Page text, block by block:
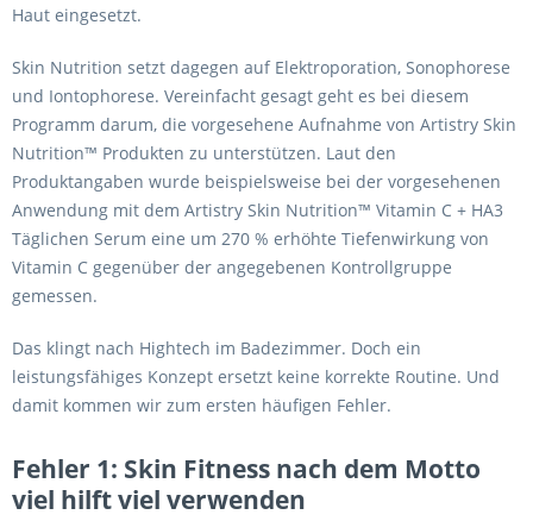
Haut eingesetzt.
Skin Nutrition setzt dagegen auf Elektroporation, Sonophorese
und Iontophorese. Vereinfacht gesagt geht es bei diesem
Programm darum, die vorgesehene Aufnahme von Artistry Skin
Nutrition™ Produkten zu unterstützen. Laut den
Produktangaben wurde beispielsweise bei der vorgesehenen
Anwendung mit dem Artistry Skin Nutrition™ Vitamin C + HA3
Täglichen Serum eine um 270 % erhöhte Tiefenwirkung von
Vitamin C gegenüber der angegebenen Kontrollgruppe
gemessen.
Das klingt nach Hightech im Badezimmer. Doch ein
leistungsfähiges Konzept ersetzt keine korrekte Routine. Und
damit kommen wir zum ersten häufigen Fehler.
Fehler 1: Skin Fitness nach dem Motto
viel hilft viel verwenden